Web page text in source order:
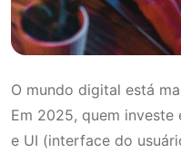
O mundo digital está
Em 2025, quem investe
e UI (interface do